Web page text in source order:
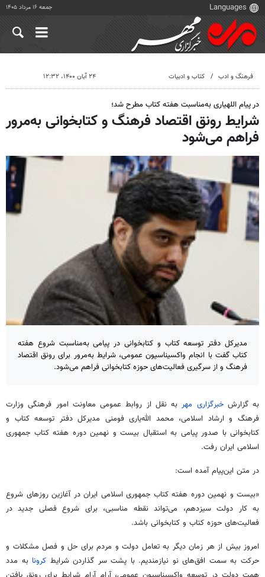
جمعه ۱۶ مرداد ۱۴۰۵
فرهنگ و ادب کتاب و ادبیات ۲۴ آبان ۱۴۰۰، ۱۲:۳۲
در پیام اللهیاری به‌مناسبت هفته کتاب مطرح شد؛
شرایط رونق اقتصاد فرهنگ و کتابخوانی به‌مرور
فراهم می‌شود
مدیرکل دفتر توسعه کتاب و کتابخوانی در پیامی به‌مناسبت شروع هفته
کتاب گفت با انجام واکسیناسیون عمومی، شرایط به‌مرور برای رونق اقتصاد
فرهنگ و از سرگیری فعالیت‌های حوزه کتابخوانی فراهم می‌شود.
به گزارشخبرگزاری مهر به نقل از روابط عمومی معاونت امور فرهنگی وزارت
فرهنگ و ارشاد اسلامی، محمد الله‌یاری فومنی مدیرکل دفتر توسعه کتاب و
کتابخوانی با صدور پیامی به استقبال بیست و نهمین دوره هفته کتاب جمهوری
اسلامی ایران رفت.
در متن این‌پیام آمده است:
«بیست و نهمین دوره هفته کتاب جمهوری اسلامی ایران در آغازین روزهای شروع
به کار دولت سیزدهم، می‌تواند نقطه مناسبی، برای شروع فصلی جدید در
فعالیت‌های حوزه کتاب و کتابخوانی باشد.
امروز بیش از هر زمان دیگر به تعامل دولت و مردم برای حل و فصل مشکلات و
حرکت به سمت افق‌های نو نیازمندیم. با پشت سر گذاردن شرایط کرونا به مدد